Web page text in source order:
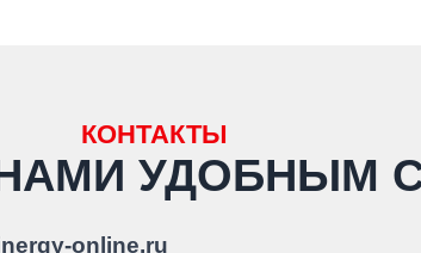
КОНТАКТЫ
УДОБНЫМ
online.ru